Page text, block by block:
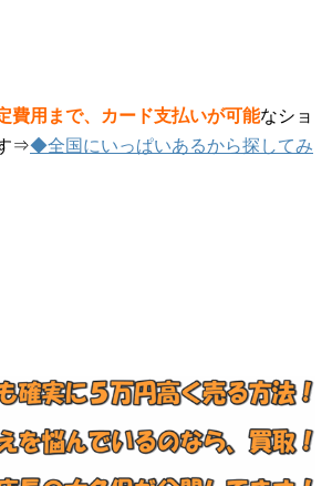
費用まで、カード支払いが可能なショ
⇒◆全国にいっぱいあるから探してみ